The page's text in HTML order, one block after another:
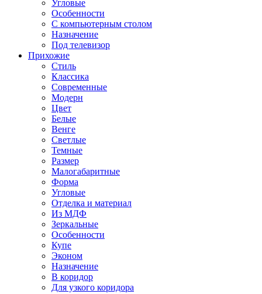
Угловые
Особенности
С компьютерным столом
Назначение
Под телевизор
Прихожие
Стиль
Классика
Современные
Модерн
Цвет
Белые
Венге
Светлые
Темные
Размер
Малогабаритные
Форма
Угловые
Отделка и материал
Из МДФ
Зеркальные
Особенности
Купе
Эконом
Назначение
В коридор
Для узкого коридора